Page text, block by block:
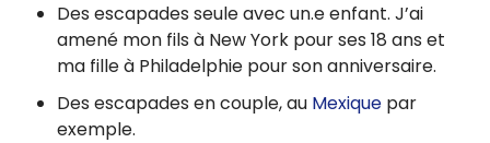
Des escapades seule avec un.e enfant. J’ai
amené mon fils à New York pour ses 18 ans et
ma fille à Philadelphie pour son anniversaire.
Des escapades en couple, au Mexique par
exemple.